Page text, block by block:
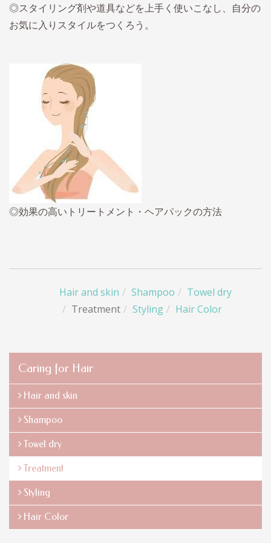
◎スタイリング剤や道具などを上手く使いこなし、自分の
お気に入りスタイルをつくろう。
◎効果の高いトリートメント・ヘアパックの方法
Hair and skin Shampoo
Towel dry
Treatment
Styling Hair Color
Caring for Hair
Hair and skin
Shampoo
Towel dry
Treatment
Styling
Hair Color